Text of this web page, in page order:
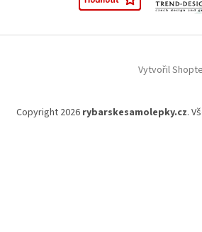
Vytvořil
Copyright 2026 rybarskesamolepky.cz.